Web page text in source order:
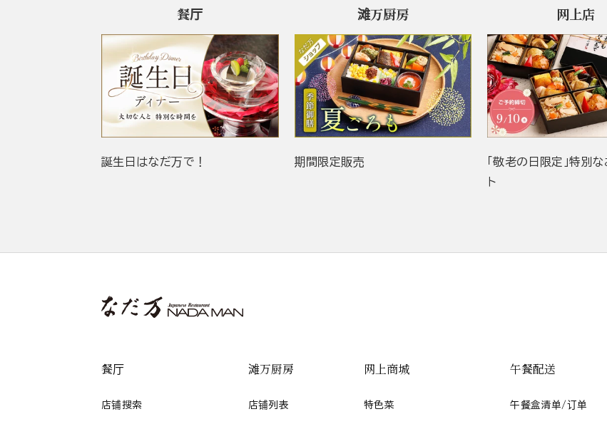
餐厅
誕生日はなだ万で！
滩万厨房
期間限定販売
网上店
「敬老の日限定」特別
ト
餐厅
店铺搜索
滩万厨房
店铺列表
网上商城
特色菜
午餐配送
午餐盒清单/订单